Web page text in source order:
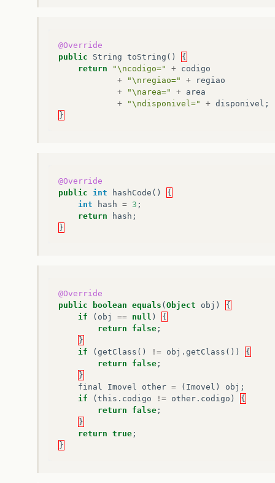
@Override
public
String toString ()
{
return
"\ncodigo=" + codigo
+
"\nregiao=" +
regiao
+
"\narea=" + area
+
"\ndisponivel=" + disponivel ;
}
@Override
public
int hashCode ()
{
int
hash = 3 ;
return
hash ;
}
@Override
public
boolean equals ( Object obj )
{
if
( obj == null )
{
return
false ;
}
if
( getClass () != obj . getClass ())
{
return
false ;
}
final
Imovel other = ( Imovel ) obj ;
if
( this . codigo != other . codigo )
{
return
false ;
}
return true ;
}